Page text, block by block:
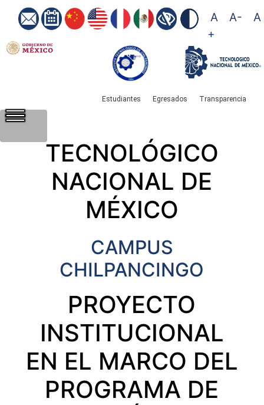
A
+
A- A
Estudiantes Egresados Transparencia
​​​
TECNOLÓGICO
NACIONAL DE
MÉXICO
CAMPUS
CHILPANCINGO
PROYECTO
INSTITUCIONAL
EN EL MARCO DEL
PROGRAMA DE